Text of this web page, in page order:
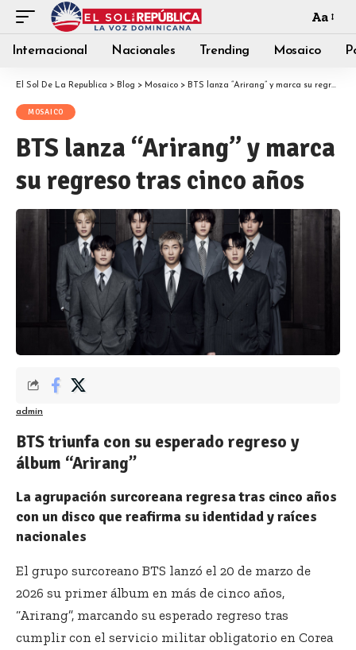
Aa
Internacional Nacionales Trending Mosaico
El Sol De La Republica > Blog > Mosaico > BTS lanza “Arirang” y marca su regreso tras cinco años
MOSAICO
BTS lanza “Arirang” y marca
su regreso tras cinco años
admin
BTS triunfa con su esperado regreso y
álbum “Arirang”
La agrupación surcoreana regresa tras cinco años
con un disco que reafirma su identidad y raíces
nacionales
El grupo surcoreano BTS lanzó el 20 de marzo de
2026 su primer álbum en más de cinco años,
“Arirang”, marcando su esperado regreso tras
cumplir con el servicio militar obligatorio en Corea